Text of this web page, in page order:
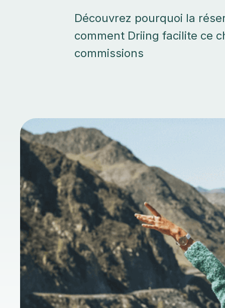
Découvrez pourquoi la
comment Driing facilite ce
commissions